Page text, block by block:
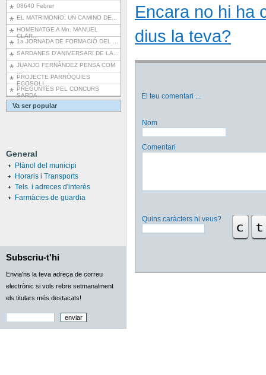
08640 Febrer
EL MATRIMONIO: UN CAMINO DE...
HOMENATGE A Mn. MANUEL
CLAR...
1a JORNADA DE FORMACIÓ DEL ...
SARDANES D'ANIVERSARI DE LA...
JUANJO FERNÁNDEZ PENSA COM
...
PROJECTE PARRÒQUIES
ECOSOLI...
PREGUNTES PEL CONCURS
SARDA...
Va ser popular
General
Plànol del municipi
Horaris i Transports
Tels. i adreces d'interès
Farmàcies de guardia
Subscriu-t'hi
Envia'ns la teva adreça de correu
electrònic si vols rebre setmanalment
els titulars més destacats!
Encara no hi ha
dius la teva?
El teu comentari ...
Nom
Comentari
Quins caràcters hi veus?